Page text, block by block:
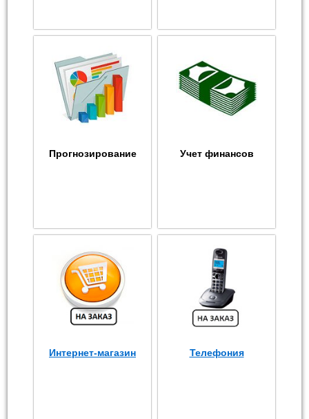
Прогнозирование Учет финансов
Интернет-магазин Телефония